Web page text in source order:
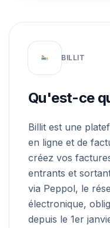
BILLIT
Qu'est-ce
Billit est une
en ligne et de
créez vos
entrants et
via Peppol, le
électronique,
depuis le 1er